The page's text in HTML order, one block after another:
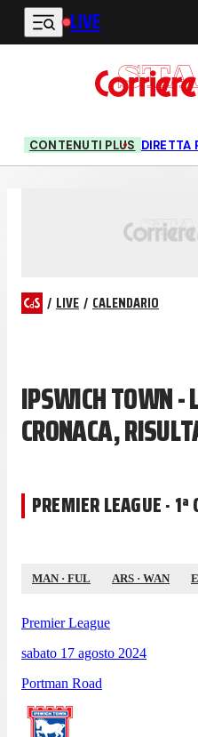
Vai al contenuto principale
LIVE
CONTENUTI PLUS DIRETTA
/ LIVE / CALENDARIO
IPSWICH TOWN -
CRONACA,
PREMIER LEAGUE · 1ª
MAN · FUL ARS · WAN
Premier League
sabato 17 agosto 2024
Portman Road